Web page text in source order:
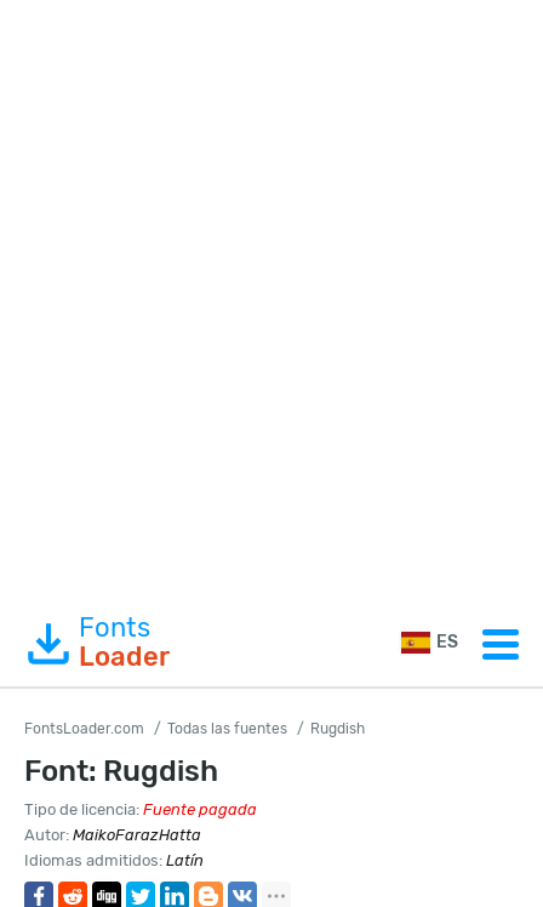
Fonts
Loader
ES
FontsLoader.com Todas las fuentes Rugdish
Font: Rugdish
Tipo de licencia: Fuente pagada
Autor: MaikoFarazHatta
Idiomas admitidos: Latín